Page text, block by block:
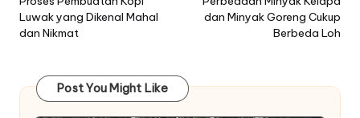
Luwak yang Dikenal Mahal
dan Nikmat
dan Minyak Goreng Cukup
Berbeda Loh
Post You Might Like